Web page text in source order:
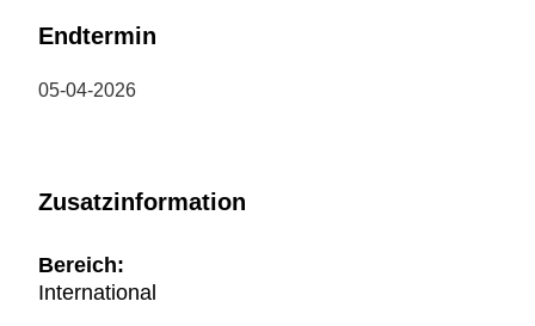
Endtermin
05-04-2026
Zusatzinformation
Bereich:
International